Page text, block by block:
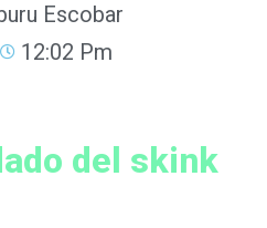
Escobar
12:02 Pm
del skink